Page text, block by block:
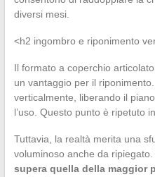
diversi mesi.
<h2 ingombro e riponimento
Il formato a coperchio
un vantaggio per il
verticalmente, liberando il
l’uso. Questo punto è ripetuto
Tuttavia, la realtà merita una
voluminoso anche da ripiegato.
supera quella della maggior